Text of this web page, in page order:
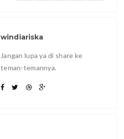
windiariska
Jangan lupa ya di share ke
teman-temannya.